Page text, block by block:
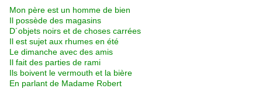
Mon père est un homme de bien
Il possède des magasins
D´objets noirs et de choses carrées
Il est sujet aux rhumes en été
Le dimanche avec des amis
Il fait des parties de rami
Ils boivent le vermouth et la bière
En parlant de Madame Robert